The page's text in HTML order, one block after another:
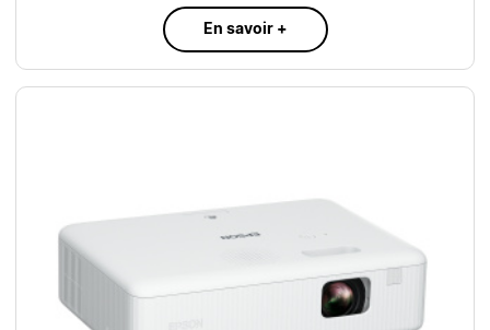
En savoir +